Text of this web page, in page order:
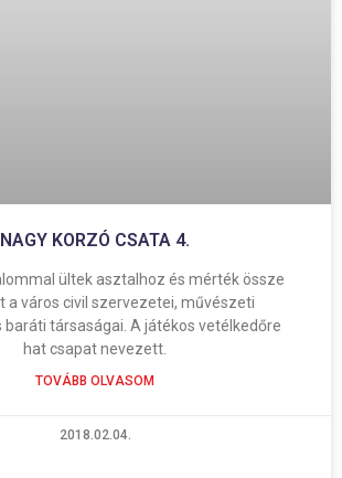
NAGY KORZÓ CSATA 4.
ültek asztalhoz és mérték össze
a város civil szervezetei, művészeti
baráti társaságai. A játékos vetélkedőre
hat csapat nevezett.
TOVÁBB OLVASOM
2018.02.04.